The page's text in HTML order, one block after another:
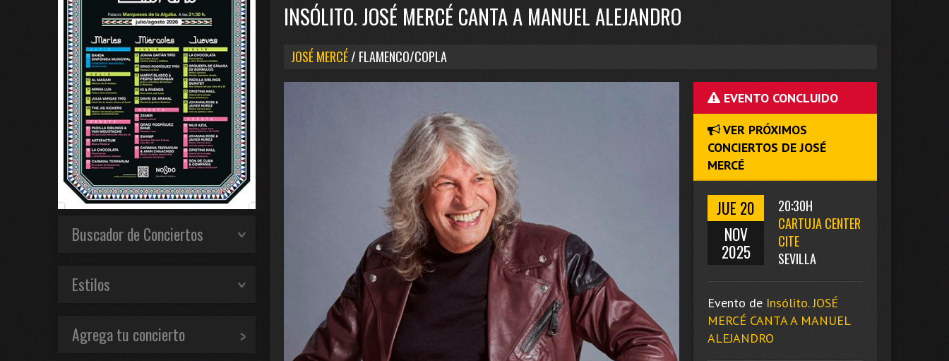
INSÓLITO. JOSÉ MERCÉ CANTA A MANUEL ALEJANDRO
JOSÉ MERCÉ/ FLAMENCO/COPLA
EVENTO CONCLUIDO
VER PRÓXIMOS
CONCIERTOS DE JOSÉ
MERCÉ
JUE 20
NOV
2025
20:30H
CARTUJA CENTER
CITE
SEVILLA
Evento de Insólito. JOSÉ
MERCÉ CANTA A MANUEL
ALEJANDRO
Buscador de Conciertos
Estilos
Agrega tu concierto